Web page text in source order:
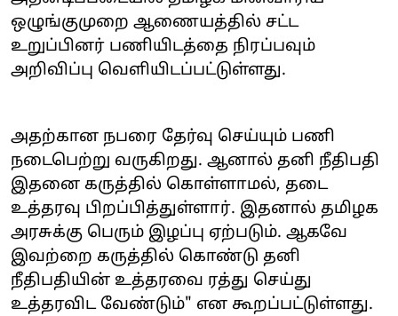
ஒழுங்குமுறை ஆணையத்தில் சட்ட
உறுப்பினர் பணியிடத்தை நிரப்பவும்
அறிவிப்பு வெளியிடப்பட்டுள்ளது.
அதற்கான நபரை தேர்வு செய்யும் பணி
நடைபெற்று வருகிறது. ஆனால் தனி நீதிபதி
இதனை கருத்தில் கொள்ளாமல், தடை
உத்தரவு பிறப்பித்துள்ளார். இதனால் தமிழக
அரசுக்கு பெரும் இழப்பு ஏற்படும். ஆகவே
இவற்றை கருத்தில் கொண்டு தனி
நீதிபதியின் உத்தரவை ரத்து செய்து
உத்தரவிட வேண்டும்" என கூறப்பட்டுள்ளது.